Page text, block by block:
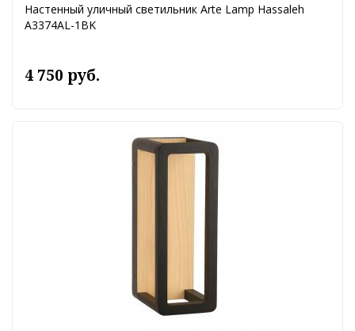
Настенный уличный светильник Arte Lamp Hassaleh
A3374AL-1BK
4 750 руб.